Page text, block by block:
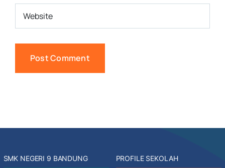
SMK NEGERI 9 BANDUNG PROFILE SEKOLAH